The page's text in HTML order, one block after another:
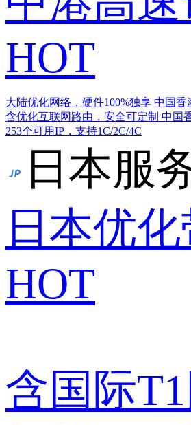
HOT
大陆优化网络，硬件100%独享 中国香
含优化互联网路由，安全可定制 中国
253个可用IP，支持1C/2C/4C
日本服
日本优
HOT
含国际